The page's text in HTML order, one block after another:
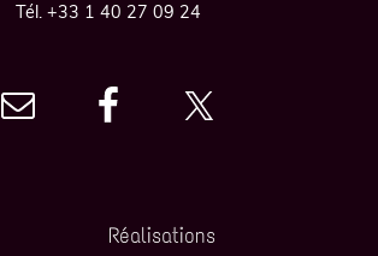
Tél. +33 1 40 27 09 24
Réalisations